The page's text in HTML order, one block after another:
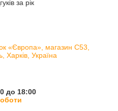
за рік
«Європа», магазин С53,
Харків, Україна
до 18:00